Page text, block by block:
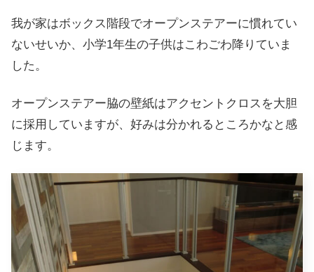
我が家はボックス階段でオープンステアーに慣れてい
ないせいか、小学1年生の子供はこわごわ降りていま
した。
オープンステアー脇の壁紙はアクセントクロスを大胆
に採用していますが、好みは分かれるところかなと感
じます。